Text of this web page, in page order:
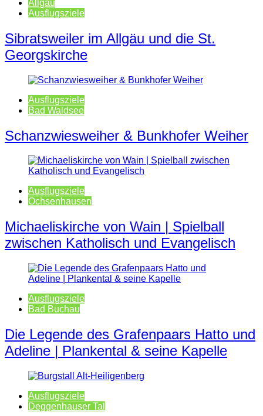
Allgäu
Ausflugsziele
Sibratsweiler im Allgäu und die St.
Georgskirche
Ausflugsziele
Bad Waldsee
Schanzwiesweiher & Bunkhofer Weiher
Ausflugsziele
Ochsenhausen
Michaeliskirche von Wain | Spielball
zwischen Katholisch und Evangelisch
Ausflugsziele
Bad Buchau
Die Legende des Grafenpaars Hatto und
Adeline | Plankental & seine Kapelle
Ausflugsziele
Deggenhauser Tal